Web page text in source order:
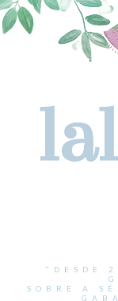
"DESDE
SOBRE A